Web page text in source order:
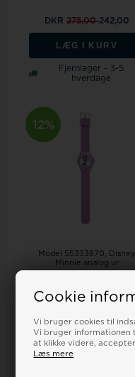
Cookie
Vi bruger cookies til
Vi bruger informationen
at klikke videre,
Læs mere
DKR 275,00242,00
LÆG I KURV
Fjernlager - 3-5
hverdage
12%
Model 55333870
Disney
Minnie analog ur
DKR275,00 242,00
Fjernlager - 3-5
hverdage